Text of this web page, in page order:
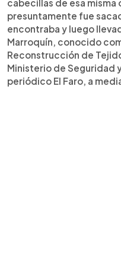
cabecillas de esa misma
presuntamente fue
encontraba y luego
Marroquín, conocido
Reconstrucción de
Ministerio de Seguridad
periódico El Faro, a